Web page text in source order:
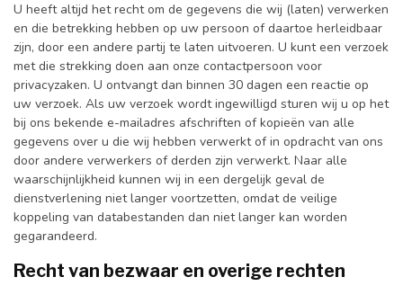
U heeft altijd het recht om de gegevens die wij (laten) verwerken
en die betrekking hebben op uw persoon of daartoe herleidbaar
zijn, door een andere partij te laten uitvoeren. U kunt een verzoek
met die strekking doen aan onze contactpersoon voor
privacyzaken. U ontvangt dan binnen 30 dagen een reactie op
uw verzoek. Als uw verzoek wordt ingewilligd sturen wij u op het
bij ons bekende e-mailadres afschriften of kopieën van alle
gegevens over u die wij hebben verwerkt of in opdracht van ons
door andere verwerkers of derden zijn verwerkt. Naar alle
waarschijnlijkheid kunnen wij in een dergelijk geval de
dienstverlening niet langer voortzetten, omdat de veilige
koppeling van databestanden dan niet langer kan worden
gegarandeerd.
Recht van bezwaar en overige rechten